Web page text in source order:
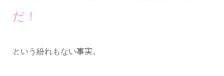
だ！
という紛れもない事実。